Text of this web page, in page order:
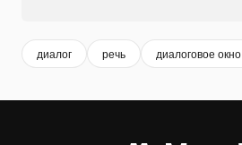
диалог речь диалоговое окно